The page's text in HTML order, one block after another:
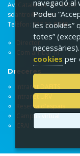
Av. Catalunya, 35.
sdantro@urv.cat
Telèfon: 977 559748
Directori
Com arribar-hi
Dreceres
Intranet DAFITS
Intranet URV
Reserva d'espais
Campus virtual
CRAI
navegació al
Podeu
les cookies”
totes”
cookies per